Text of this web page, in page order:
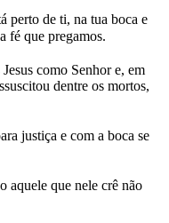
perto de ti, na tua boca e
fé que pregamos.
como Senhor e, em
dentre os mortos,
justiça e com a boca se
aquele que nele crê não